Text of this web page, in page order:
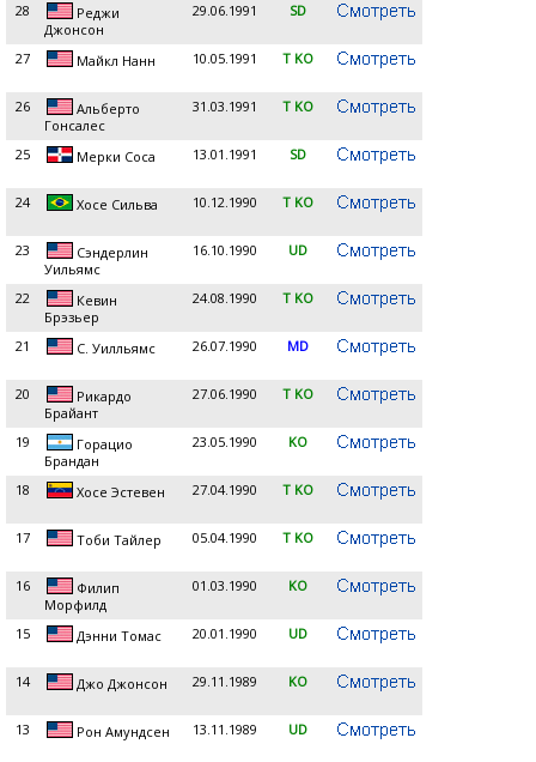
28
Реджи
Джонсон
29.06.1991 SD
27 Майкл Нанн 10.05.1991 T KO
26
Альберто
Гонсалес
31.03.1991 T KO
25 Мерки Соса 13.01.1991 SD
24 Хосе Сильва 10.12.1990 T KO
23
Сэндерлин
Уильямс
16.10.1990 UD
22
Кевин
Брэзьер
24.08.1990 T KO
21 С. Уилльямс 26.07.1990 MD
20
Рикардо
Брайант
27.06.1990 T KO
19
Горацио
Брандан
23.05.1990 KO
18 Хосе Эстевен 27.04.1990 T KO
17 Тоби Тайлер 05.04.1990 T KO
16
Филип
Морфилд
01.03.1990 KO
15 Дэнни Томас 20.01.1990 UD
14 Джо Джонсон 29.11.1989 KO
13 Рон Амундсен 13.11.1989 UD